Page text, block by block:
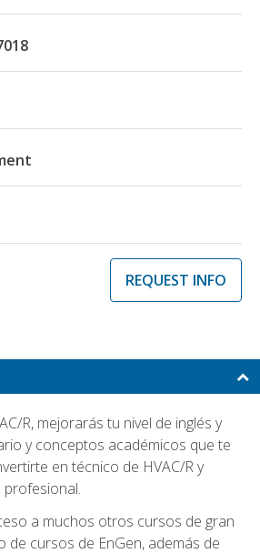
REQUEST INFO
R, mejorarás tu nivel de inglés y
y conceptos académicos que te
en técnico de HVAC/R y
a muchos otros cursos de gran
de cursos de EnGen, además de